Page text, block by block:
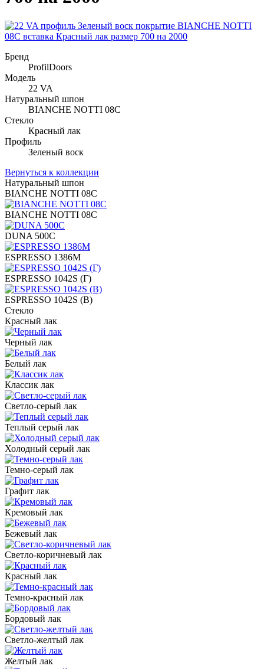
Бренд
ProfilDoors
Модель
22 VA
Натуральный шпон
BIANCHE NOTTI 08C
Стекло
Красный лак
Профиль
Зеленый воск
Вернуться к коллекции
Натуральный шпон
BIANCHE NOTTI 08C
BIANCHE NOTTI 08C
DUNA 500C
ESPRESSO 1386M
ESPRESSO 1042S (Г)
ESPRESSO 1042S (В)
Стекло
Красный лак
Черный лак
Белый лак
Классик лак
Светло-серый лак
Теплый серый лак
Холодный серый лак
Темно-серый лак
Графит лак
Кремовый лак
Бежевый лак
Светло-коричневый лак
Красный лак
Темно-красный лак
Бордовый лак
Светло-желтый лак
Желтый лак